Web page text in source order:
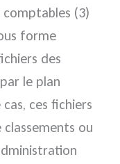
(3)
forme
des
le plan
ces fichiers
ou